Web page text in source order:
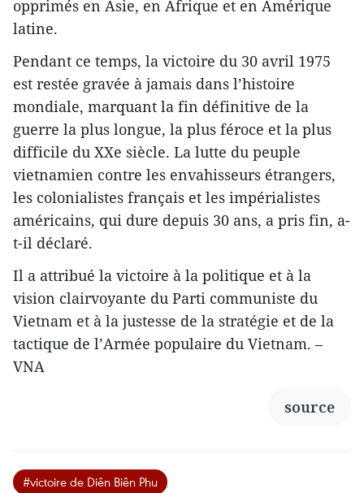
opprimés en Asie, en Afrique et en Amérique
latine.
Pendant ce temps, la victoire du 30 avril 1975
est restée gravée à jamais dans l’histoire
mondiale, marquant la fin définitive de la
guerre la plus longue, la plus féroce et la plus
difficile du XXe siècle. La lutte du peuple
vietnamien contre les envahisseurs étrangers,
les colonialistes français et les impérialistes
américains, qui dure depuis 30 ans, a pris fin, a-
t-il déclaré.
Il a attribué la victoire à la politique et à la
vision clairvoyante du Parti communiste du
Vietnam et à la justesse de la stratégie et de la
tactique de l’Armée populaire du Vietnam. –
VNA
source
#victoire de Diên Biên Phu